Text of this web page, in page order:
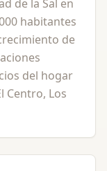
de la Sal en
habitantes
de
del hogar
Centro, Los